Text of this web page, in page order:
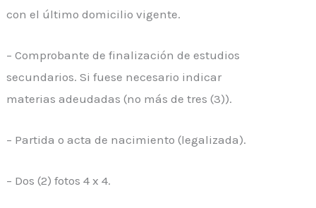
con el último domicilio vigente.
– Comprobante de finalización de estudios
secundarios. Si fuese necesario indicar
materias adeudadas (no más de tres (3)).
– Partida o acta de nacimiento (legalizada).
– Dos (2) fotos 4 x 4.